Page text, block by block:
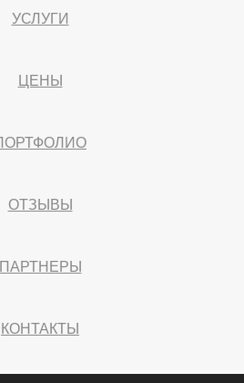
УСЛУГИ
ЦЕНЫ
ОТЗЫВЫ
ПАРТНЕРЫ
КОНТАКТЫ